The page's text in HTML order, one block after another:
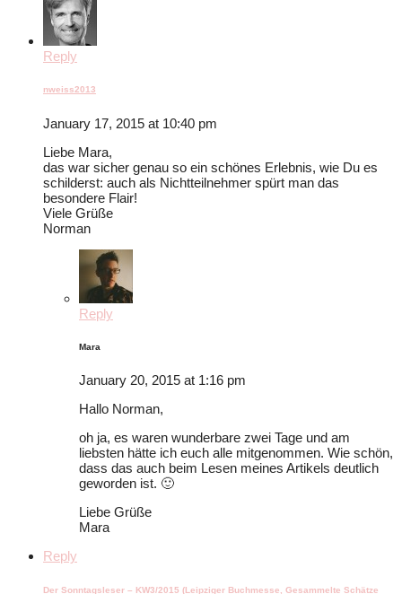
Reply
nweiss2013
January 17, 2015 at 10:40 pm
Liebe Mara,
das war sicher genau so ein schönes Erlebnis, wie Du es
schilderst: auch als Nichtteilnehmer spürt man das
besondere Flair!
Viele Grüße
Norman
Reply
Mara
January 20, 2015 at 1:16 pm
Hallo Norman,
oh ja, es waren wunderbare zwei Tage und am
liebsten hätte ich euch alle mitgenommen. Wie schön,
dass das auch beim Lesen meines Artikels deutlich
geworden ist. 🙂
Liebe Grüße
Mara
Reply
Der Sonntagsleser – KW3/2015 (Leipziger Buchmesse, Gesammelte Schätze